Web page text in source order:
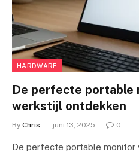
HARDWARE
De perfecte portable
werkstijl ontdekken
By Chris juni 13, 2025 0
De perfecte portable monitor